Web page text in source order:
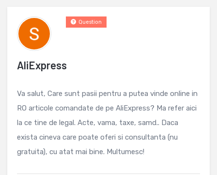
AliExpress
Question
Va salut, Care sunt pasii pentru a putea vinde online in
RO articole comandate de pe AliExpress? Ma refer aici
la ce tine de legal. Acte, vama, taxe, samd.. Daca
exista cineva care poate oferi si consultanta (nu
gratuita), cu atat mai bine. Multumesc!